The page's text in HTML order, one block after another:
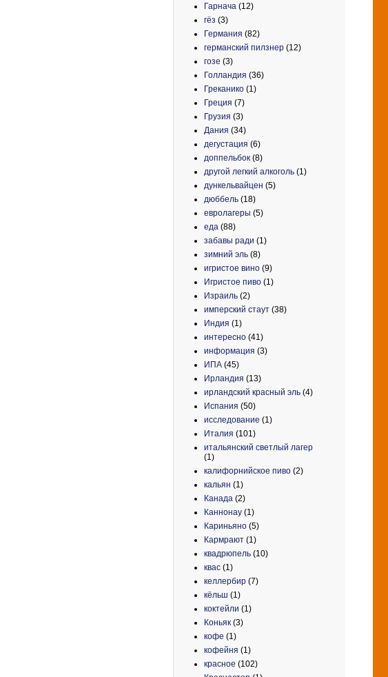
Гарнача (12)
гёз (3)
Германия (82)
германский пилзнер (12)
гозе (3)
Голландия (36)
Греканико (1)
Греция (7)
Грузия (3)
Дания (34)
дегустация (6)
доппельбок (8)
другой легкий алкоголь (1)
дункельвайцен (5)
дюббель (18)
евролагеры (5)
еда (88)
забавы ради (1)
зимний эль (8)
игристое вино (9)
Игристое пиво (1)
Израиль (2)
имперский стаут (38)
Индия (1)
интересно (41)
информация (3)
ИПА (45)
Ирландия (13)
ирландский красный эль (4)
Испания (50)
исследование (1)
Италия (101)
итальянский светлый лагер
(1)
калифорнийское пиво (2)
кальян (1)
Канада (2)
Каннонау (1)
Кариньяно (5)
Кармрают (1)
квадрюпель (10)
квас (1)
келлербир (7)
кёльш (1)
коктейли (1)
Коньяк (3)
кофе (1)
кофейня (1)
красное (102)